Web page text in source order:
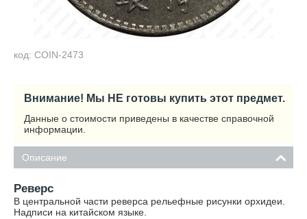
код: COIN-2473
Внимание! Мы НЕ готовы купить этот предмет.
Данные о стоимости приведены в качестве справочной
информации.
Описание
Реверс
В центральной части реверса рельефные рисунки орхидеи.
Надписи на китайском языке.